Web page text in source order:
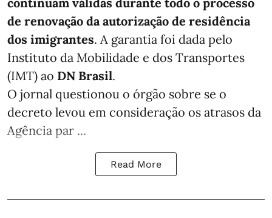
de renovação da autorização de residência
dos imigrantes. A garantia foi dada pelo
Instituto da Mobilidade e dos Transportes
(IMT) ao DN Brasil.
O jornal questionou o órgão sobre se o
decreto levou em consideração os atrasos da
Agência par ...
Read More